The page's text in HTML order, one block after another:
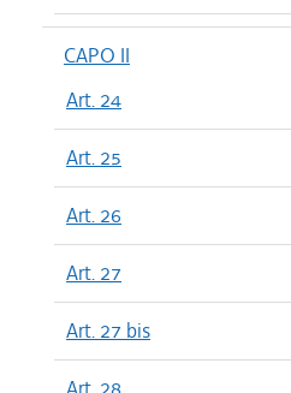
CAPO II
Art. 24
Art. 25
Art. 26
Art. 27
Art. 27 bis